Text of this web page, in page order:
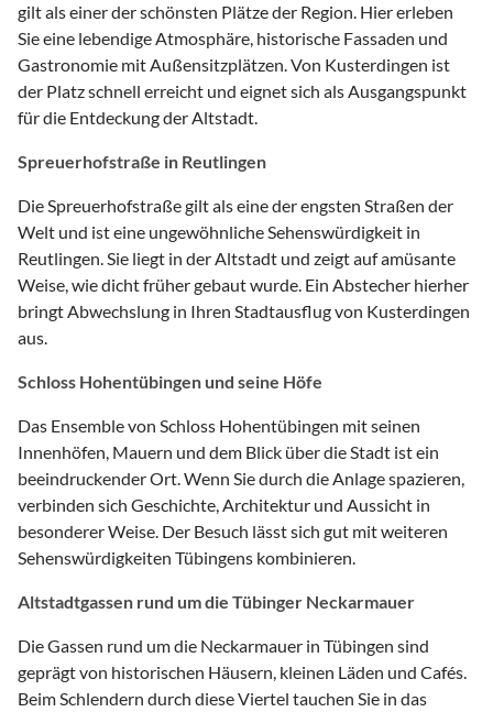
gilt als einer der schönsten Plätze der Region. Hier erleben
Sie eine lebendige Atmosphäre, historische Fassaden und
Gastronomie mit Außensitzplätzen. Von Kusterdingen ist
der Platz schnell erreicht und eignet sich als Ausgangspunkt
für die Entdeckung der Altstadt.
Spreuerhofstraße in Reutlingen
Die Spreuerhofstraße gilt als eine der engsten Straßen der
Welt und ist eine ungewöhnliche Sehenswürdigkeit in
Reutlingen. Sie liegt in der Altstadt und zeigt auf amüsante
Weise, wie dicht früher gebaut wurde. Ein Abstecher hierher
bringt Abwechslung in Ihren Stadtausflug von Kusterdingen
aus.
Schloss Hohentübingen und seine Höfe
Das Ensemble von Schloss Hohentübingen mit seinen
Innenhöfen, Mauern und dem Blick über die Stadt ist ein
beeindruckender Ort. Wenn Sie durch die Anlage spazieren,
verbinden sich Geschichte, Architektur und Aussicht in
besonderer Weise. Der Besuch lässt sich gut mit weiteren
Sehenswürdigkeiten Tübingens kombinieren.
Altstadtgassen rund um die Tübinger Neckarmauer
Die Gassen rund um die Neckarmauer in Tübingen sind
geprägt von historischen Häusern, kleinen Läden und Cafés.
Beim Schlendern durch diese Viertel tauchen Sie in das